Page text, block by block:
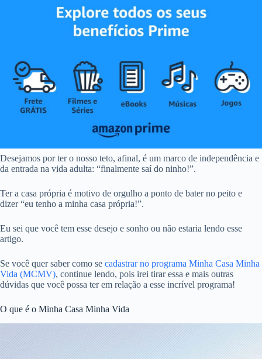
Desejamos por ter o nosso teto, afinal, é um marco de independência e
da entrada na vida adulta: “finalmente saí do ninho!”.
Ter a casa própria é motivo de orgulho a ponto de bater no peito e
dizer “eu tenho a minha casa própria!”.
Eu sei que você tem esse desejo e sonho ou não estaria lendo esse
artigo.
Se você quer saber como se cadastrar no programa Minha Casa Minha
Vida (MCMV), continue lendo, pois irei tirar essa e mais outras
dúvidas que você possa ter em relação a esse incrível programa!
O que é o Minha Casa Minha Vida